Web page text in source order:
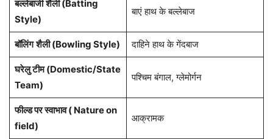
बल्लेबाजी शैली (Batting
Style)
बाएं हाथ के बल्लेबाज
बॉलिंग शैली (Bowling Style) दाहिने हाथ के गेंदबाज
घरेलु टीम (Domestic/State
Team)
पश्चिम बंगाल, ग्लेमोर्गन
फील्ड पर स्वाभाव ( Nature on
field)
आक्रामक